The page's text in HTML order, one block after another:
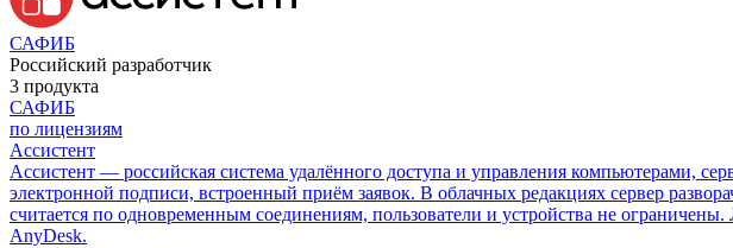
САФИБ
Российский разработчик
3 продукта
САФИБ
по лицензиям
Ассистент
Ассистент — российская система удалённого доступа и управления компьютерами,
электронной подписи, встроенный приём заявок. В облачных редакциях сервер
считается по одновременным соединениям, пользователи и устройства не
AnyDesk.